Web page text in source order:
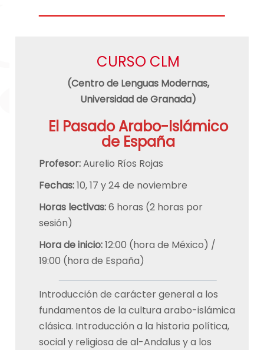
CURSO CLM
(Centro de Lenguas Modernas,
Universidad de Granada)
El Pasado Arabo-Islámico
de España
Profesor:Aurelio Ríos Rojas
Fechas:10, 17 y 24 de noviembre
Horas lectivas:6 horas (2 horas por
sesión)
Hora de inicio:12:00 (hora de México) /
19:00 (hora de España)
Introducción de carácter general a los
fundamentos de la cultura arabo-islámica
clásica. Introducción a la historia política,
social y religiosa de al-Andalus y a los